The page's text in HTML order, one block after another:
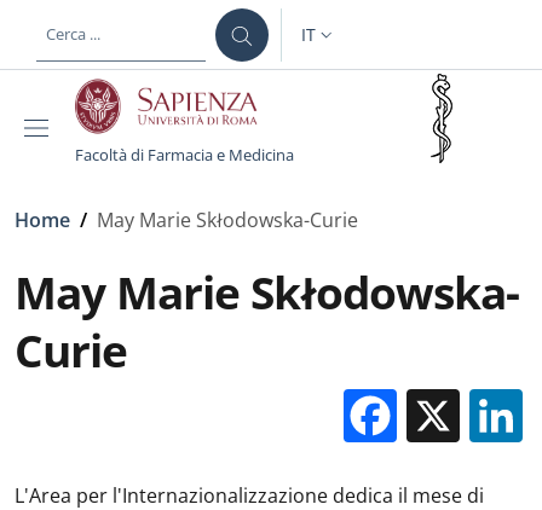
al contenuto principale
SELETTORE LINGUA:
IT
Facoltà di Farmacia e Medicina
Briciole di pane
Home / May Marie Skłodowska-Curie
May Marie Skłodowska-
Curie
X
L'Area per l'Internazionalizzazione dedica il mese di